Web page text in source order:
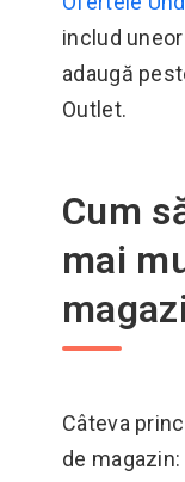
includ
adaugă
Outlet.
Cum
mai
Câteva
de magazin: